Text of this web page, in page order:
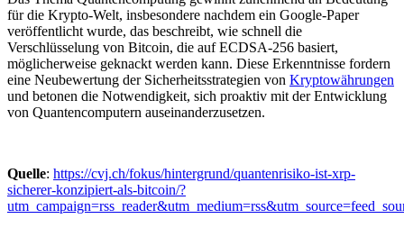
für die Krypto-Welt, insbesondere nachdem ein Google-Paper
veröffentlicht wurde, das beschreibt, wie schnell die
Verschlüsselung von Bitcoin, die auf ECDSA-256 basiert,
möglicherweise geknackt werden kann. Diese Erkenntnisse fordern
eine Neubewertung der Sicherheitsstrategien von Kryptowährungen
und betonen die Notwendigkeit, sich proaktiv mit der Entwicklung
von Quantencomputern auseinanderzusetzen.
Quelle: https://cvj.ch/fokus/hintergrund/quantenrisiko-ist-xrp-
sicherer-konzipiert-als-bitcoin/?